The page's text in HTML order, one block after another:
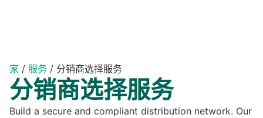
家 / 服务 / 分销商选择服务
分销商选择服务
Build a secure and compliant distribution network. Our